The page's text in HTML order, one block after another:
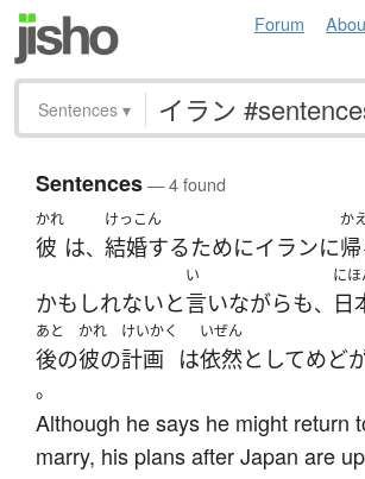
Forum
Sentences ▾
Sentences— 4 found
かれ
彼 は、
けっこん
結婚するためにイランに
か
かもしれないと
い
言いながらも、
に
日
あと
後の
かれ
彼の
けいかく
計画 は
いぜん
依然としてめど
。
Although he says he might return
marry, his plans after Japan are